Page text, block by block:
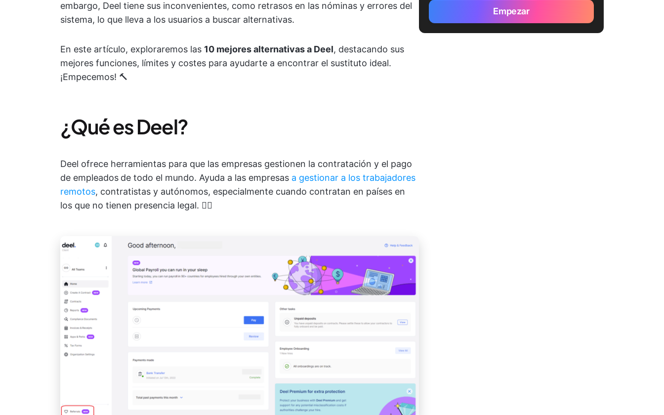
embargo, Deel tiene sus inconvenientes, como retrasos en las nóminas y errores del
sistema, lo que lleva a los usuarios a buscar alternativas.
En este artículo, exploraremos las 10 mejores alternativas a Deel, destacando sus
mejores funciones, límites y costes para ayudarte a encontrar el sustituto ideal.
¡Empecemos! 🔨
¿Qué es Deel?
Deel ofrece herramientas para que las empresas gestionen la contratación y el pago
de empleados de todo el mundo. Ayuda a las empresas a gestionar a los trabajadores
remotos, contratistas y autónomos, especialmente cuando contratan en países en
los que no tienen presencia legal. 👩‍⚖️
Empezar